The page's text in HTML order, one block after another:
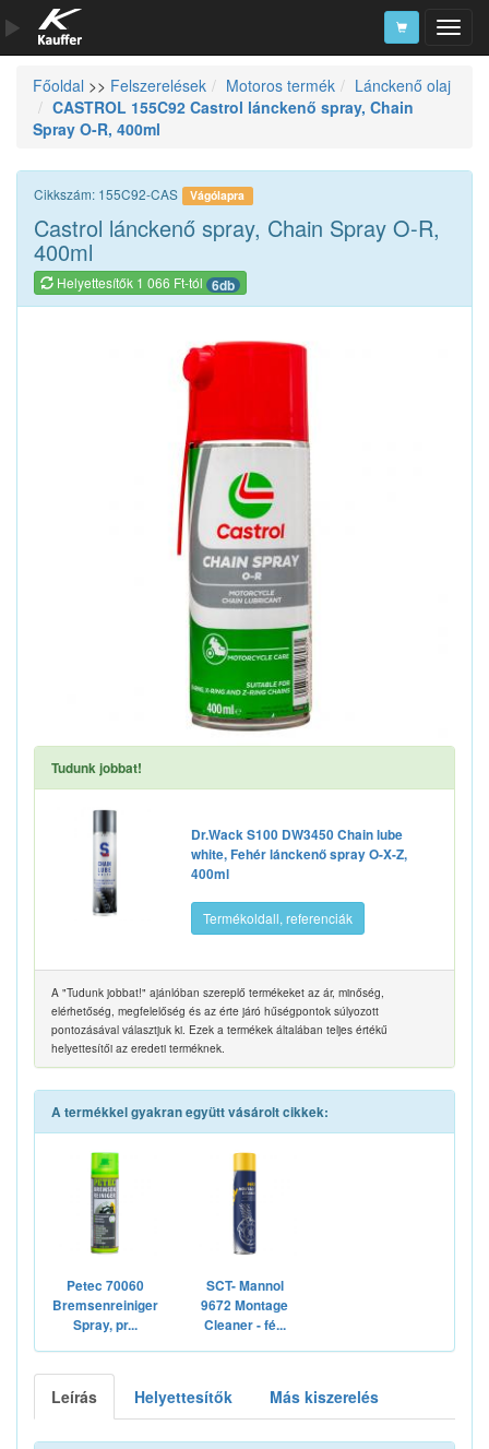
Szerszámkatalógus
Kosár
Alkatrészek
Főoldal >> Felszerelések Motoros termék
Lánckenő olaj
CASTROL 155C92 Castrol lánckenő spray, Chain
Spray O-R, 400ml
Cikkszám: 155C92-CAS Vágólapra
Castrol lánckenő spray, Chain Spray O-R,
400ml
Helyettesítők 1 066 Ft-tól 6db
Tudunk jobbat!
Dr.Wack S100 DW3450 Chain lube
white, Fehér lánckenő spray O-X-Z,
400ml
Termékoldall, referenciák
A "Tudunk jobbat!" ajánlóban szereplő termékeket az ár, minőség,
elérhetőség, megfelelőség és az érte járó hűségpontok súlyozott
pontozásával választjuk ki. Ezek a termékek általában teljes értékű
helyettesítői az eredeti terméknek.
A termékkel gyakran együtt vásárolt cikkek:
Petec 70060
Bremsenreiniger
Spray, pr...
SCT- Mannol
9672 Montage
Cleaner - fé...
Leírás Helyettesítők Más kiszerelés